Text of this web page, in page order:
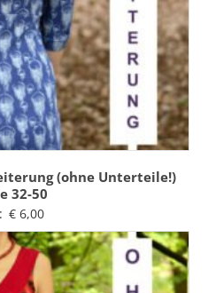
(ohne Unterteile!)
32-50
€6,00